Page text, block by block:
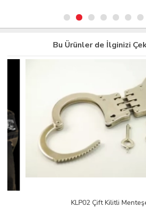
Bu Ürünler de İlginizi
KLP02 Çift Kilitli Menteşeli